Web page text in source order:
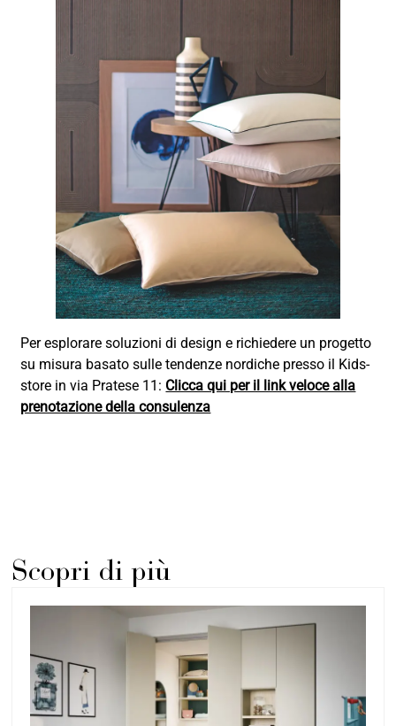
Per esplorare soluzioni di design e richiedere un progetto
su misura basato sulle tendenze nordiche presso il Kids-
store in via Pratese 11: Clicca qui per il link veloce alla
prenotazione della consulenza
Scopri di più